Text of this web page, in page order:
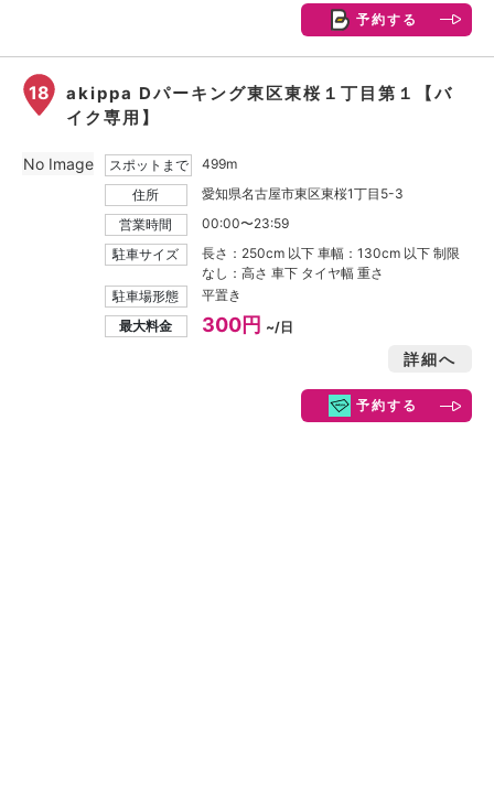
予約する
18
akippa Dパーキング東区東桜１丁目第１【バ
イク専用】
スポットまで
499m
住所
愛知県名古屋市東区東桜1丁目5-3
営業時間
00:00〜23:59
駐車サイズ
長さ：250cm 以下 車幅：130cm 以下 制限
なし：高さ 車下 タイヤ幅 重さ
駐車場形態
平置き
最大料金
300円 ~/日
詳細へ
予約する
No Image